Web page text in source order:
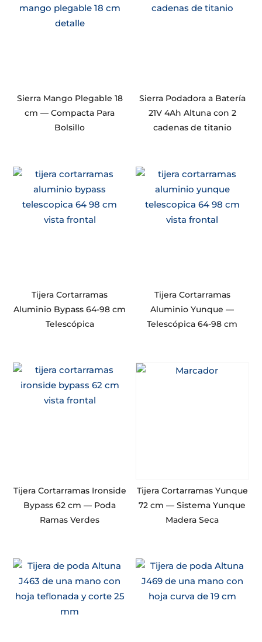
Sierra Mango Plegable 18
cm — Compacta Para
Bolsillo
Sierra Podadora a Batería
21V 4Ah Altuna con 2
cadenas de titanio
Tijera Cortarramas
Aluminio Bypass 64-98 cm
Telescópica
Tijera Cortarramas
Aluminio Yunque —
Telescópica 64-98 cm
Tijera Cortarramas Ironside
Bypass 62 cm — Poda
Ramas Verdes
Tijera Cortarramas Yunque
72 cm — Sistema Yunque
Madera Seca